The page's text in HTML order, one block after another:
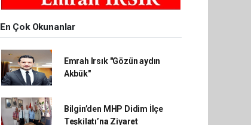
En Çok Okunanlar
Emrah Irsık "Gözün aydın
Akbük"
Bilgin’den MHP Didim İlçe
Teşkilatı’na Ziyaret